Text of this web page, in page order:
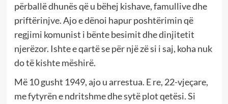
përballë dhunës që u bëhej kishave, famullive dhe
priftërinjve. Ajo e dënoi hapur poshtërimin që
regjimi komunist i bënte besimit dhe dinjitetit
njerëzor. Ishte e qartë se për një zë si i saj, koha nuk
do të kishte mëshirë.
Më 10 gusht 1949, ajo u arrestua. E re, 22-vjeçare,
me fytyrën e ndritshme dhe sytë plot qetësi. Si